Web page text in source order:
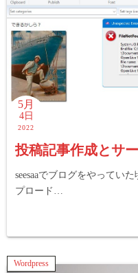
5月
4日
2022
投稿記事作成とサ
seesaaでブログをやってい
プロード…
Wordpress